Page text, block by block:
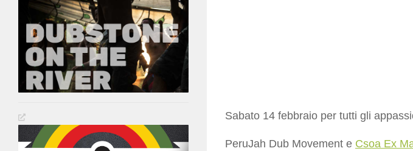
Sabato 14 febbraio per tutti gli
PeruJah Dub Movement e Csoa Ex